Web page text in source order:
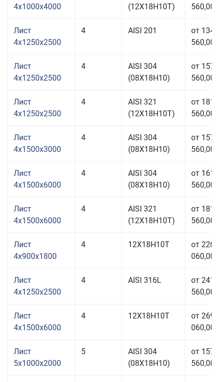
4x1000x4000
(12Х18Н10Т)
560,00
Лист
4x1250x2500
4 AISI 201
от 134
560,00
Лист
4x1250x2500
4
AISI 304
(08Х18Н10)
от 157
560,00
Лист
4x1250x2500
4
AISI 321
(12Х18Н10Т)
от 181
560,00
Лист
4x1500x3000
4
AISI 304
(08Х18Н10)
от 157
560,00
Лист
4x1500x6000
4
AISI 304
(08Х18Н10)
от 161
560,00
Лист
4x1500x6000
4
AISI 321
(12Х18Н10Т)
от 181
560,00
Лист
4x900x1800
4 12Х18Н10Т
от 220
060,00
Лист
4x1250x2500
4 AISI 316L
от 241
560,00
Лист
4x1500x6000
4 12Х18Н10Т
от 269
060,00
Лист
5x1000x2000
5
AISI 304
(08Х18Н10)
от 157
560,00